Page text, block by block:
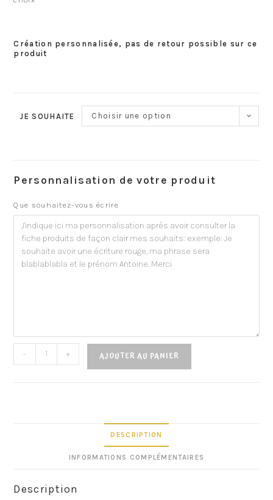
Création personnalisée, pas de retour possible sur ce
produit
JE SOUHAITE Choisir une option
Personnalisation de votre produit
Que souhaitez-vous écrire
- + AJOUTER AU PANIER
DESCRIPTION
INFORMATIONS COMPLÉMENTAIRES
Description